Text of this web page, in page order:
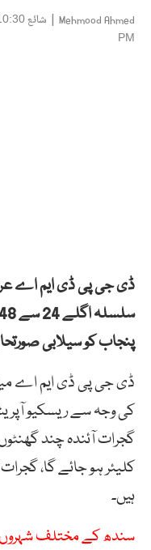
Mehmood Ahmed
| شائع
PM
ڈی جی پی ڈی ایم اے
پنجاب کو سیلابی
ڈی جی پی ڈی ایم اے
کی وجہ سے ریسکیو
گجرات آئندہ چند
کلیئر ہو جائے گا،
ہیں۔
سندھ کے مختلف